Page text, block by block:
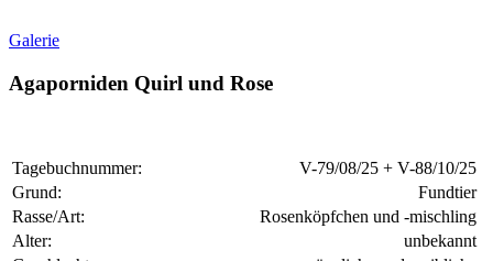
Galerie
Agaporniden Quirl und Rose
Tagebuchnummer:
V-79/08/25 + V-88/10/25
Grund:
Fundtier
Rasse/Art:
Rosenköpfchen und -mischling
Alter:
unbekannt